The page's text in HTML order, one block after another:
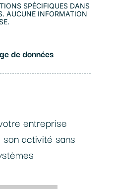
SPÉCIFIQUES DANS
AUCUNE INFORMATION
de données
entreprise
activité sans